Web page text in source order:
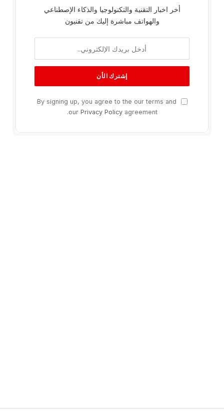
أخر اخبار التقنية والتكنولوجيا والذكاء الإصطناعي
والهواتف مباشرة إليك من تقنيون
By signing up, you agree to the our terms and
our Privacy Policyagreement.